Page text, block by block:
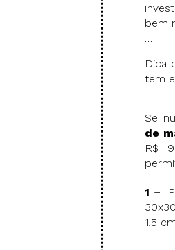
bem
…
Dica
tem
Se
de
R$
1 –
1,5